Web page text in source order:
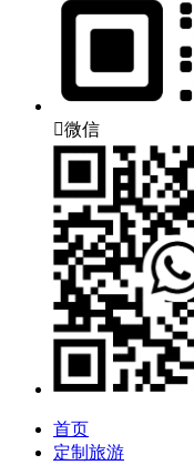
微信
首页
定制旅游